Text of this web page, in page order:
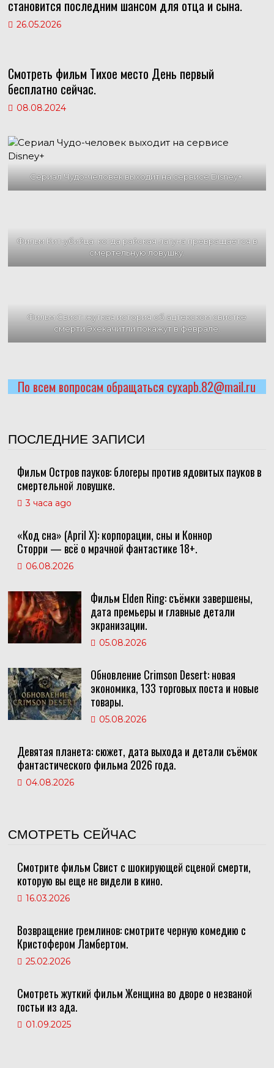
становится последним шансом для отца и сына.
26.05.2026
Смотреть фильм Тихое место День первый
бесплатно сейчас.
08.08.2024
Сериал Чудо-человек выходит на сервисе Disney+.
Фильм Кит-убийца: когда райская лагуна превращается в
смертельную ловушку.
Фильм Свист: жуткая история об ацтекском свистке
смерти Эхекачитли покажут в феврале.
По всем вопросам обращаться cyxapb.82@mail.ru
ПОСЛЕДНИЕ ЗАПИСИ
Фильм Остров пауков: блогеры против ядовитых пауков в
смертельной ловушке.
3 часа ago
«Код сна» (April X): корпорации, сны и Коннор
Сторри — всё о мрачной фантастике 18+.
06.08.2026
Фильм Elden Ring: съёмки завершены,
дата премьеры и главные детали
экранизации.
05.08.2026
Обновление Crimson Desert: новая
экономика, 133 торговых поста и новые
товары.
05.08.2026
Девятая планета: сюжет, дата выхода и детали съёмок
фантастического фильма 2026 года.
04.08.2026
СМОТРЕТЬ СЕЙЧАС
Смотрите фильм Свист с шокирующей сценой смерти,
которую вы еще не видели в кино.
16.03.2026
Возвращение гремлинов: смотрите черную комедию с
Кристофером Ламбертом.
25.02.2026
Смотреть жуткий фильм Женщина во дворе о незваной
гостьи из ада.
01.09.2025